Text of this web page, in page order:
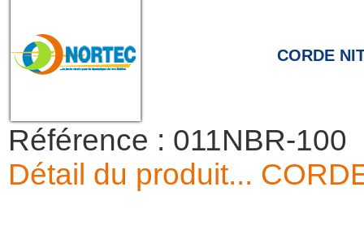
CORDE
Référence : 011NBR-100
Détail du produit...